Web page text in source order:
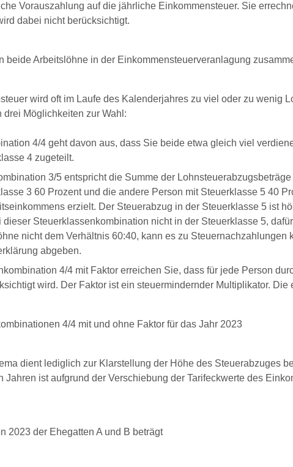
Vorauszahlung auf die jährliche Einkommensteuer. Sie
dabei nicht berücksichtigt.
beide Arbeitslöhne in der Einkommensteuerveranlagung
wird oft im Laufe des Kalenderjahres zu viel oder zu
drei Möglichkeiten zur Wahl:
4/4 geht davon aus, dass Sie beide etwa gleich viel
4 zugeteilt.
3/5 entspricht die Summe der
3 60 Prozent und die andere Person mit Steuerklasse 5 40
erzielt. Der Steuerabzug in der Steuerklasse 5 ist
Steuerklassenkombination nicht in der Steuerklasse 5,
nicht dem Verhältnis 60:40, kann es zu
abgeben.
4/4 mit Faktor erreichen Sie, dass für jede Person
wird. Der Faktor ist ein steuermindernder Multiplikator.
4/4 mit und ohne Faktor für das Jahr 2023
dient lediglich zur Klarstellung der Höhe des Steuerabzuges
Jahren ist aufgrund der Verschiebung der Tarifeckwerte des
2023 der Ehegatten A und B beträgt